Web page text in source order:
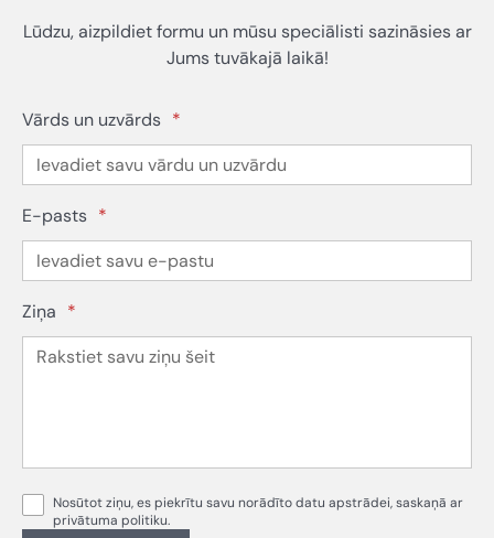
Lūdzu, aizpildiet formu un mūsu speciālisti sazināsies ar
Jums tuvākajā laikā!
Vārds un uzvārds *
E-pasts *
Ziņa *
Nosūtot ziņu, es piekrītu savu norādīto datu apstrādei, saskaņā ar
privātuma politiku.